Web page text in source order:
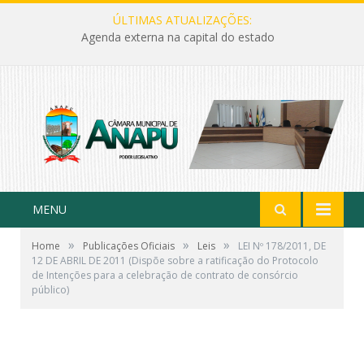
ÚLTIMAS ATUALIZAÇÕES:
Agenda externa na capital do estado
MENU
Home » Publicações Oficiais » Leis »
LEI Nº 178/2011, DE
12 DE ABRIL DE 2011 (Dispõe sobre a ratificação do Protocolo
de Intenções para a celebração de contrato de consórcio
público)